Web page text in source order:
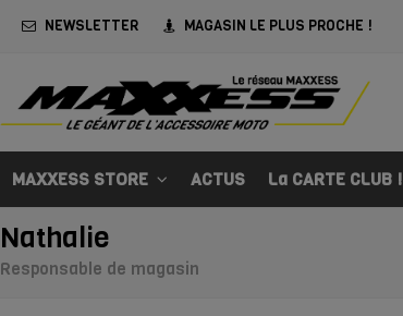
NEWSLETTER MAGASIN LE PLUS PROCHE !
MAXXESS STORE ACTUS La CARTE CLUB !
Nathalie
Responsable de magasin